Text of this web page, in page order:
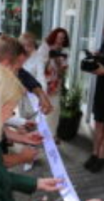
nodaļā